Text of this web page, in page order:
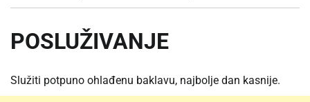
POSLUŽIVANJE
Služiti potpuno ohlađenu baklavu, najbolje dan kasnije.